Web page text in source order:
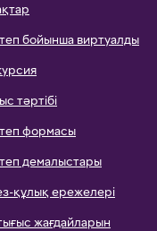
бойынша виртуалды
тәртібі
формасы
демалыстары
құлық ережелері
жағдайларын